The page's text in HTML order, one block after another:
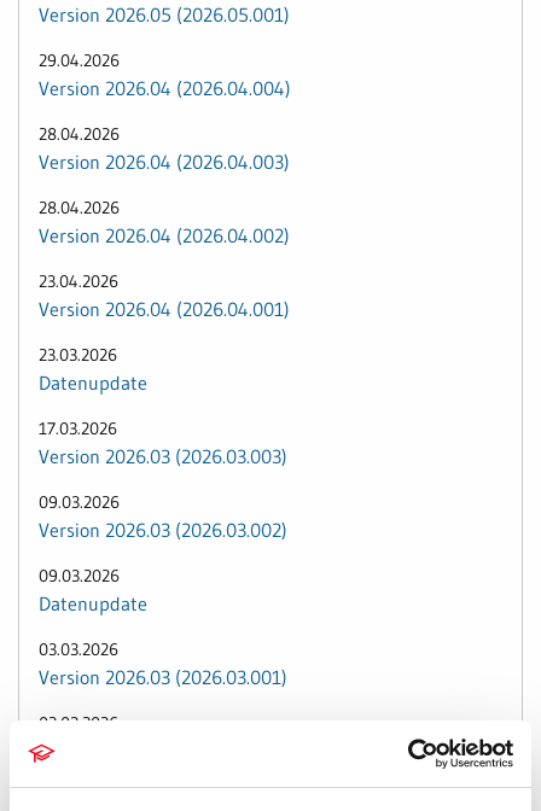
Version 2026.05 (2026.05.001)
29.04.2026
Version 2026.04 (2026.04.004)
28.04.2026
Version 2026.04 (2026.04.003)
28.04.2026
Version 2026.04 (2026.04.002)
23.04.2026
Version 2026.04 (2026.04.001)
23.03.2026
Datenupdate
17.03.2026
Version 2026.03 (2026.03.003)
09.03.2026
Version 2026.03 (2026.03.002)
09.03.2026
Datenupdate
03.03.2026
Version 2026.03 (2026.03.001)
02.03.2026
Datenupdate